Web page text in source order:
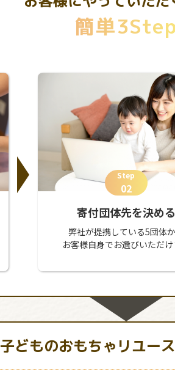
簡単3Step
Step
02
寄付団体先を決める
弊社が提携している5団体
お客様自身でお選びいただ
子どものおもちゃリユー